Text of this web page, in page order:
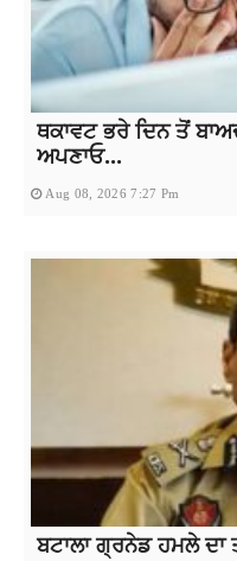
ਥਕਾਵਟ ਭਰੇ ਦਿਨ ਤੋਂ
ਅਪਣਾਓ...
Aug 08, 2026 7:27 Pm
ਬਟਾਲਾ ਗ੍ਰਨੇਡ ਹਮਲੇ ਦਾ